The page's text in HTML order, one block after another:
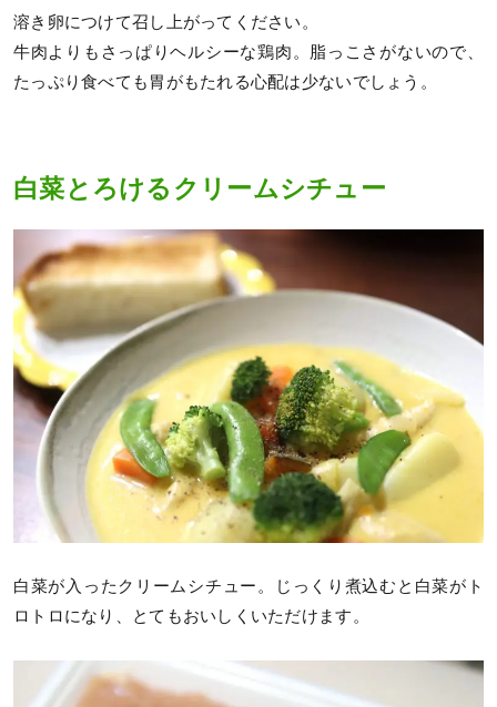
溶き卵につけて召し上がってください。
牛肉よりもさっぱりヘルシーな鶏肉。脂っこさがないので、
たっぷり食べても胃がもたれる心配は少ないでしょう。
白菜とろけるクリームシチュー
白菜が入ったクリームシチュー。じっくり煮込むと白菜がト
ロトロになり、とてもおいしくいただけます。